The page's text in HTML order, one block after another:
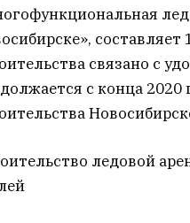
связано с
с конца
ледовой